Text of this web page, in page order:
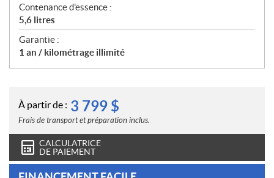
Contenance d'essence :
5,6 litres
Garantie :
1 an / kilométrage illimité
À partir de : 3 799 $
Frais de transport et préparation inclus.
CALCULATRICE
DE PAIEMENT